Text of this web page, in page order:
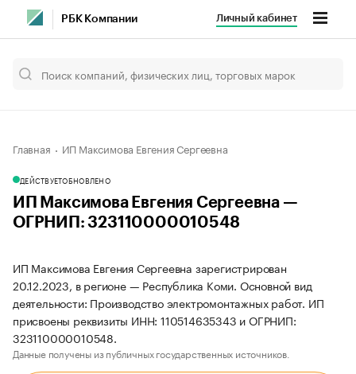
РБК Компании Личный кабинет
Главная ИП Максимова Евгения Сергеевна
ДЕЙСТВУЕТОБНОВЛЕНО
ИП Максимова Евгения Сергеевна —
ОГРНИП: 323110000010548
ИП Максимова Евгения Сергеевна зарегистрирован
20.12.2023, в регионе — Республика Коми. Основной вид
деятельности: Производство электромонтажных работ. ИП
присвоены реквизиты ИНН: 110514635343 и ОГРНИП:
323110000010548.
Данные получены из публичных государственных источников.